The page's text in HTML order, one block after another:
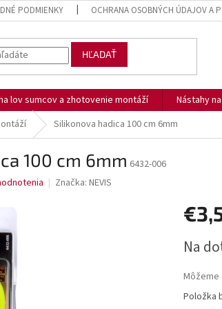
PODMIENKY OCHRANA OSOBNÝCH ÚDAJOV A
HĽADAŤ
lov sumcov a zhotovenie montáží Nástahy
Silikonova hadica 100 cm 6mm
100 cm 6mm 6432-006
Značka: NEVIS
cena:
Na
Položka